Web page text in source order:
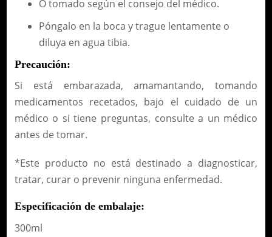
O tomado según el consejo del médico.
Póngalo en la boca y trague lentamente o
diluya en agua tibia.
Precaución:
Si está embarazada, amamantando, tomando
medicamentos recetados, bajo el cuidado de un
médico o si tiene preguntas, consulte a un médico
antes de tomar.
*Este producto no está destinado a diagnosticar,
tratar, curar o prevenir ninguna enfermedad.
Especificación de embalaje:
300ml